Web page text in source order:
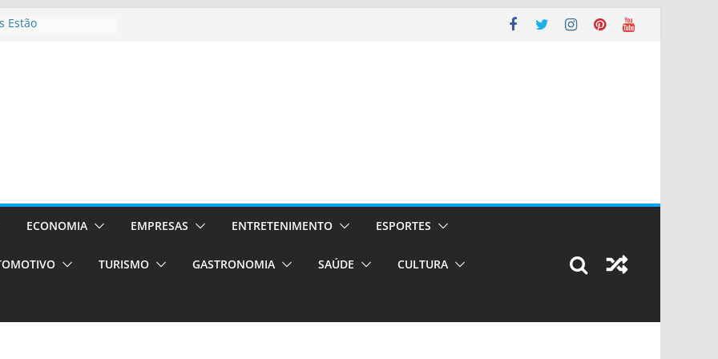
Estão
em Porto
de transfer,
de alto padrão
bolsas –
o segundo
únicas e
de volta!
ECONOMIA EMPRESAS ENTRETENIMENTO ESPORTES
TURISMO GASTRONOMIA SAÚDE CULTURA